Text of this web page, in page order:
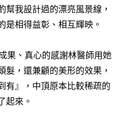
幫我設計過的漂亮風景線，
是相得益彰、相互輝映。
果、真心的感謝林醫師用她
髮，還兼顧的美形的效果，
有』，中頂原本比較稀疏的
起來。